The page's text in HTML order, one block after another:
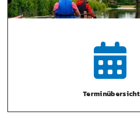
Terminübersicht